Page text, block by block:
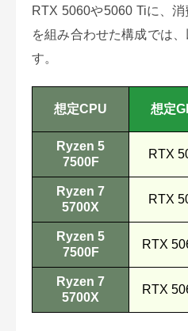
RTX 5060や5060 Tiに、
を組み合わせた構成では
す。
想定CPU 想定
Ryzen 5
7500F
RTX
Ryzen 7
5700X
RTX
Ryzen 5
7500F
RTX
Ryzen 7
5700X
RTX